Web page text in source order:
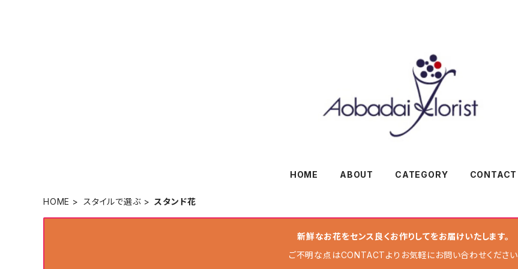
HOME ABOUT CATEGORY CONTACT
HOME スタイルで選ぶ スタンド花
新鮮なお花をセンス良くお作りしてをお届けいたします。
ご不明な点はCONTACTよりお気軽にお問い合わせください